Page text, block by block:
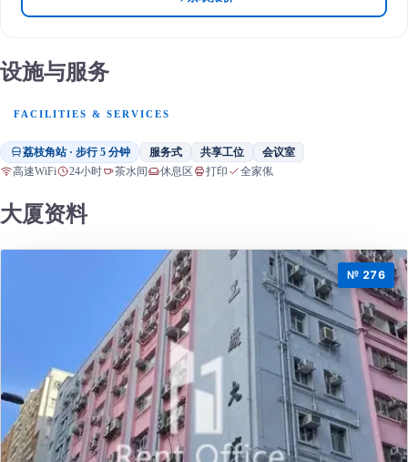
设施与服务
FACILITIES & SERVICES
荔枝角站 · 步行 5 分钟 服务式 共享工位 会议室
高速WiFi 24小时 茶水间 休息区 打印 全家俬
大厦资料
№ 276